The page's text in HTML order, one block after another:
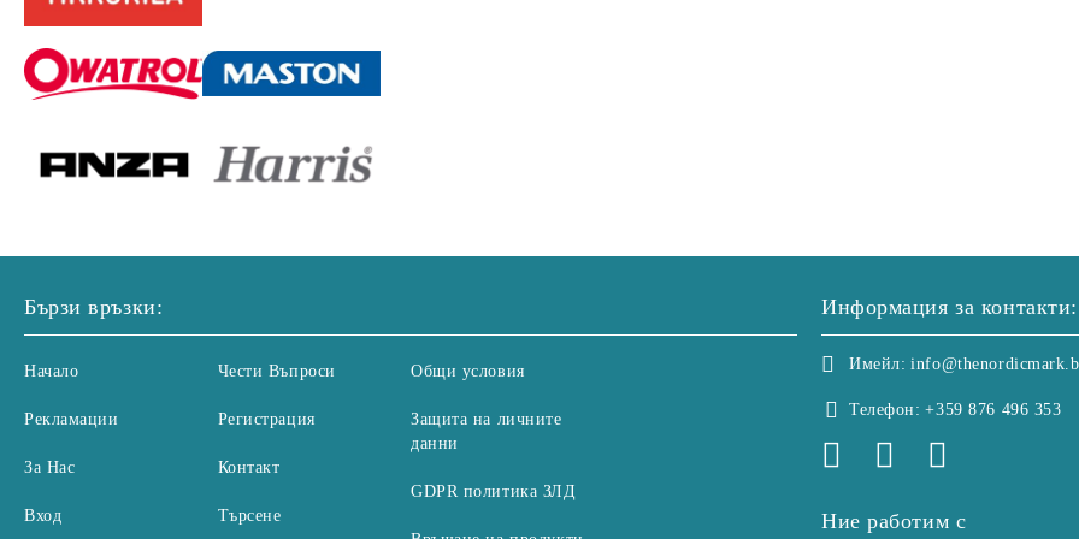
Бързи връзки:
Начало
Рекламации
За Нас
Вход
Чести Въпроси
Регистрация
Контакт
Търсене
Общи условия
Защита на личните
данни
GDPR политика ЗЛД
Информация за контакти:
Имейл:
Телефон: +359 876 496 353
Ние работим с